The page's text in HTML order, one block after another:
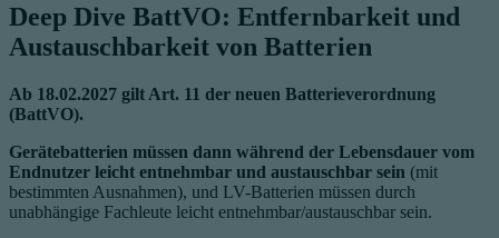
Deep Dive BattVO: Entfernbarkeit und
Austauschbarkeit von Batterien
Ab 18.02.2027 gilt Art. 11 der neuen Batterieverordnung
(BattVO).
Gerätebatterien müssen dann während der Lebensdauer vom
Endnutzer leicht entnehmbar und austauschbar sein (mit
bestimmten Ausnahmen), und LV-Batterien müssen durch
unabhängige Fachleute leicht entnehmbar/austauschbar sein.